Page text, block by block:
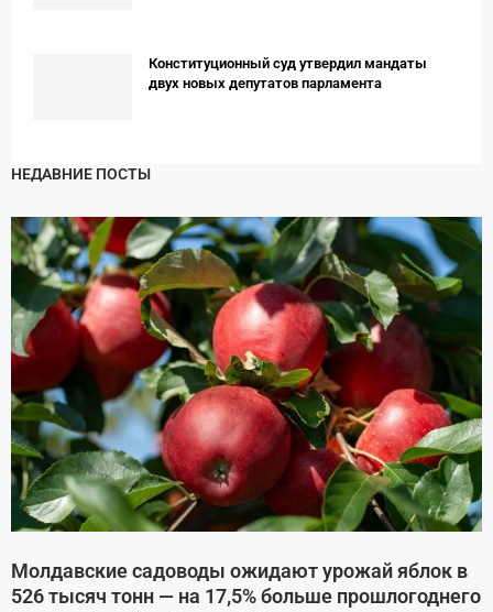
Конституционный суд утвердил мандаты
двух новых депутатов парламента
НЕДАВНИЕ ПОСТЫ
Молдавские садоводы ожидают урожай яблок в
526 тысяч тонн — на 17,5% больше прошлогоднего